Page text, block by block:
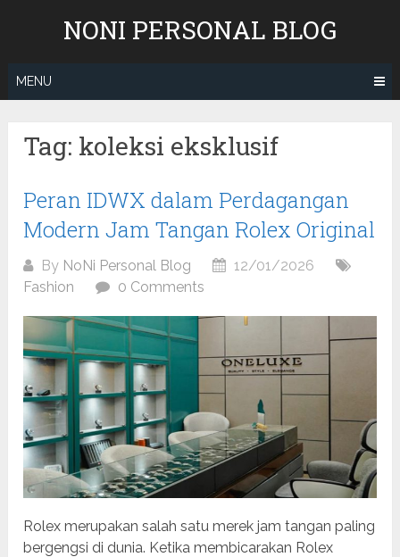
NONI PERSONAL BLOG
MENU
Tag: koleksi eksklusif
Peran IDWX dalam Perdagangan
Modern Jam Tangan Rolex Original
By NoNi Personal Blog
12/01/2026
Fashion
0 Comments
Rolex merupakan salah satu merek jam tangan paling
bergengsi di dunia. Ketika membicarakan Rolex